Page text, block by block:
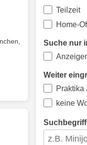
Teilzeit
Home-
Suche nur
Weiter
Praktika
keine